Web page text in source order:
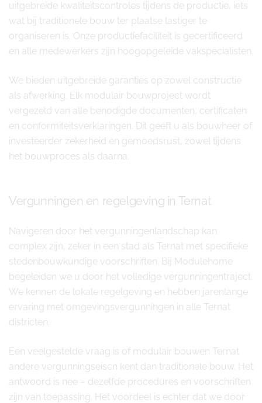
uitgebreide kwaliteitscontroles tijdens de productie, iets
wat bij traditionele bouw ter plaatse lastiger te
organiseren is. Onze productiefaciliteit is gecertificeerd
en alle medewerkers zijn hoogopgeleide vakspecialisten.
We bieden uitgebreide garanties op zowel constructie
als afwerking. Elk modulair bouwproject wordt
vergezeld van alle benodigde documenten, certificaten
en conformiteitsverklaringen. Dit geeft u als bouwheer of
investeerder zekerheid en gemoedsrust, zowel tijdens
het bouwproces als daarna.
Vergunningen en regelgeving in Ternat
Navigeren door het vergunningenlandschap kan
complex zijn, zeker in een stad als Ternat met specifieke
stedenbouwkundige voorschriften. Bij Modulehome
begeleiden we u door het volledige vergunningentraject.
We kennen de lokale regelgeving en hebben jarenlange
ervaring met omgevingsvergunningen in alle Ternat
districten.
Een veelgestelde vraag is of modulair bouwen Ternat
andere vergunningseisen kent dan traditionele bouw. Het
antwoord is nee – dezelfde procedures en voorschriften
zijn van toepassing. Het voordeel is echter dat we door